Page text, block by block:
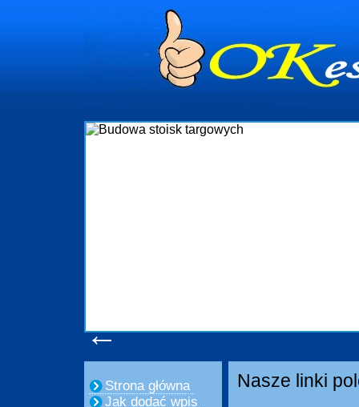
←
Strona główna
Jak dodać wpis
Nasze linki